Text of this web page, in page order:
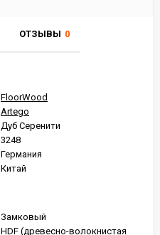
ОТЗЫВЫ 0
FloorWood
Artego
Дуб Серенити
3248
Германия
Китай
Замковый
HDF (древесно-волокнистая